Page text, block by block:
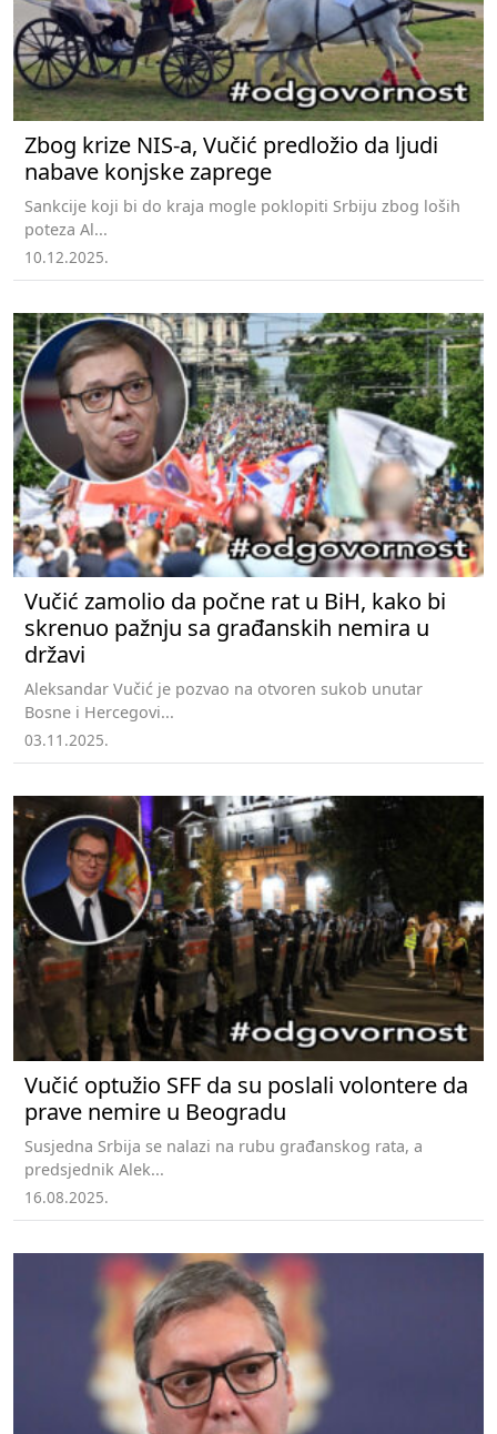
Zbog krize NIS-a, Vučić predložio da ljudi
nabave konjske zaprege
Sankcije koji bi do kraja mogle poklopiti Srbiju zbog loših
poteza Al...
10.12.2025.
Vučić zamolio da počne rat u BiH, kako bi
skrenuo pažnju sa građanskih nemira u
državi
Aleksandar Vučić je pozvao na otvoren sukob unutar
Bosne i Hercegovi...
03.11.2025.
Vučić optužio SFF da su poslali volontere da
prave nemire u Beogradu
Susjedna Srbija se nalazi na rubu građanskog rata, a
predsjednik Alek...
16.08.2025.